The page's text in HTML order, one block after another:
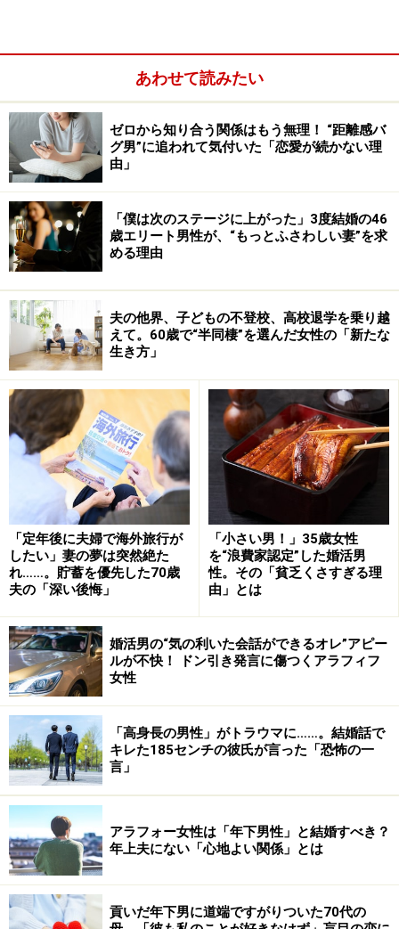
「おもしろい人」ではないが、やさしい夫、やさしい父
「娘が作ったクッキーをおいしいよと食べていました
ね」
ところがいつからか、夫は寝室で仕事をするようになっ
た。聞かれたくない電話などがあるのだろうとマサエさ
んは思っていたが、どうやら夫は家族との接触を避けよ
うとしていたのだ。
「娘が作ったお菓子も、黙って食べていました。食欲は
落ちてないと思っていたけど、もしかしたら落ちていた
のかもしれません。どうしても私は娘たちの精神状態が
気になって、夫にまで目を配れなかった」
大人だから大丈夫だろう、自分だってがんばっているの
だから夫にもがんばってほしいと内心、思っていたとマ
サエさんは言う。
「なんとなくふさぎ込んでいるのはわかりました。だけ
ど、広くもないマンションで家族がひとり沈んでいるの
って空気が悪くなるんですよね。それもあって、私は特
に夫に声をかけることもしませんでした。悩みがあるな
ら私には話してくれるはずだとも思っていたし」
あわせて読みたい
ゼロから知り合う関係はもう無理！ “距離感バ
グ男”に追われて気付いた「恋愛が続かない理
由」
「僕は次のステージに上がった」3度結婚の46
歳エリート男性が、“もっとふさわしい妻”を求
める理由
夫の他界、子どもの不登校、高校退学を乗り越
えて。60歳で“半同棲”を選んだ女性の「新たな
生き方」
「定年後に夫婦で海外旅行が
したい」妻の夢は突然絶た
れ……。貯蓄を優先した70歳
夫の「深い後悔」
「小さい男！」35歳女性
を“浪費家認定”した婚活男
性。その「貧乏くさすぎる理
由」とは
婚活男の“気の利いた会話ができるオレ”アピー
ルが不快！ ドン引き発言に傷つくアラフィフ
女性
「高身長の男性」がトラウマに……。結婚話で
キレた185センチの彼氏が言った「恐怖の一
言」
アラフォー女性は「年下男性」と結婚すべき？
年上夫にない「心地よい関係」とは
貢いだ年下男に道端ですがりついた70代の